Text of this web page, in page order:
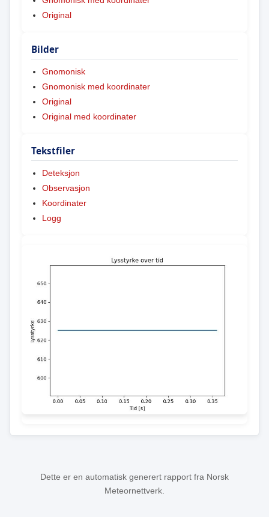
Original
Bilder
Gnomonisk
Gnomonisk med koordinater
Original
Original med koordinater
Tekstfiler
Deteksjon
Observasjon
Koordinater
Logg
Dette er en automatisk generert rapport fra Norsk
Meteornettverk.